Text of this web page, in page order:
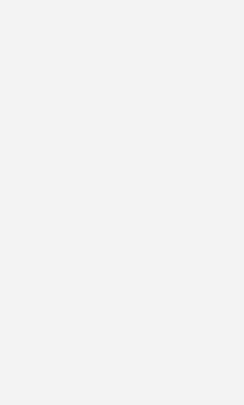
werden nach